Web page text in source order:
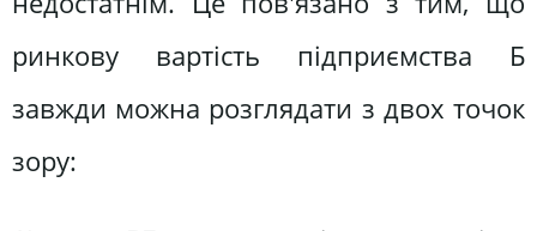
ринкову вартість підприємства Б
завжди можна розглядати з двох точок
зору: